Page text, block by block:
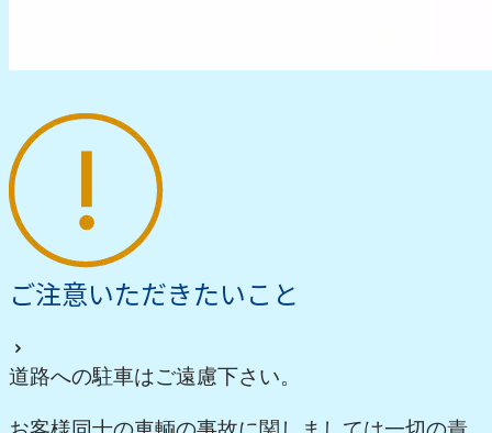
ご注意いただきたいこと
道路への駐車はご遠慮下さい。